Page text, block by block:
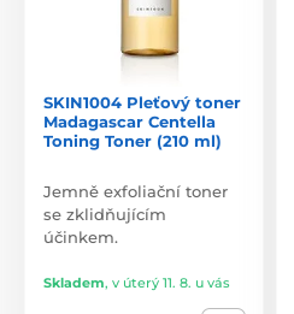
SKIN1004 Pleťový toner
Madagascar Centella
Toning Toner (210 ml)
Jemně exfoliační toner
se zklidňujícím
účinkem.
Skladem, v úterý 11. 8. u vás